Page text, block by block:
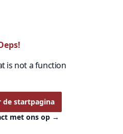
is not a function
de startpagina
met ons op →